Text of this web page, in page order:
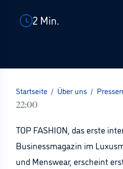
2 Min.
Startseite / Über uns /
22:00
TOP FASHION, das erste
Businessmagazin im
und Menswear, erscheint